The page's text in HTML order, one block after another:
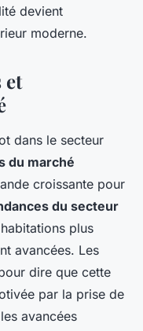
devient
moderne.
et
dans le secteur
du marché
croissante pour
du secteur
plus
avancées. Les
dire que cette
par la prise de
avancées